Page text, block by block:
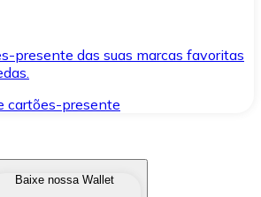
presente das suas marcas favoritas
cartões-presente
Baixe nossa Wallet